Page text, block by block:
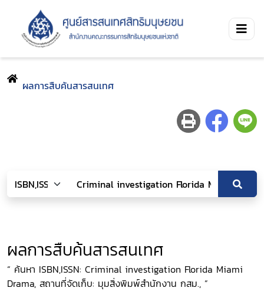
ผลการสืบค้นสารสนเทศ
ผลการสืบค้นสารสนเทศ
“ ค้นหา ISBN,ISSN: Criminal investigation Florida Miami
Drama, สถานที่จัดเก็บ: มุมสิ่งพิมพ์สำนักงาน กสม., ”